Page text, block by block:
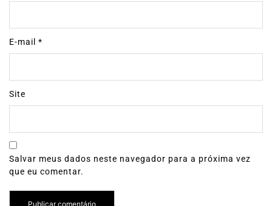
E-mail *
Site
Salvar meus dados neste navegador para a próxima vez
que eu comentar.